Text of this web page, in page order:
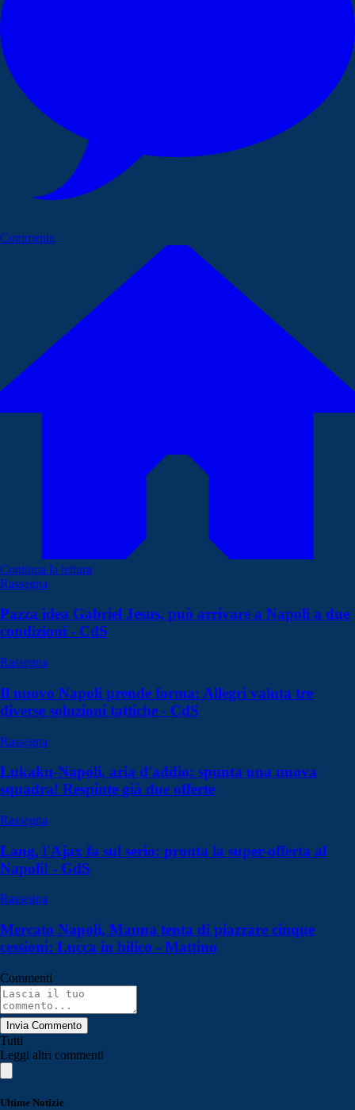
Commenta
Continua la lettura
Rassegna
Pazza idea Gabriel Jesus, può arrivare a Napoli a due
condizioni - CdS
Rassegna
Il nuovo Napoli prende forma: Allegri valuta tre
diverse soluzioni tattiche - CdS
Rassegna
Lukaku-Napoli, aria d'addio: spunta una nuova
squadra! Respinte già due offerte
Rassegna
Lang, l'Ajax fa sul serio: pronta la super-offerta al
Napoli! - GdS
Rassegna
Mercato Napoli, Manna tenta di piazzare cinque
cessioni: Lucca in bilico - Mattino
Commenti
Invia Commento
Tutti
Leggi altri commenti
Ultime Notizie